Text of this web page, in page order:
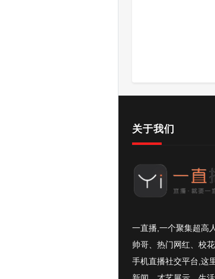
关于我们
一直播,一个聚集超高
帅哥、热门网红、校
手机直播社交平台,这